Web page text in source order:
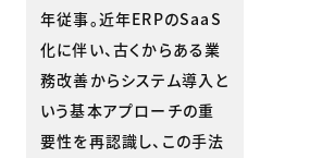
年従事。近年ERPのSaaS
化に伴い、古くからある業
務改善からシステム導入と
いう基本アプローチの重
要性を再認識し、この手法